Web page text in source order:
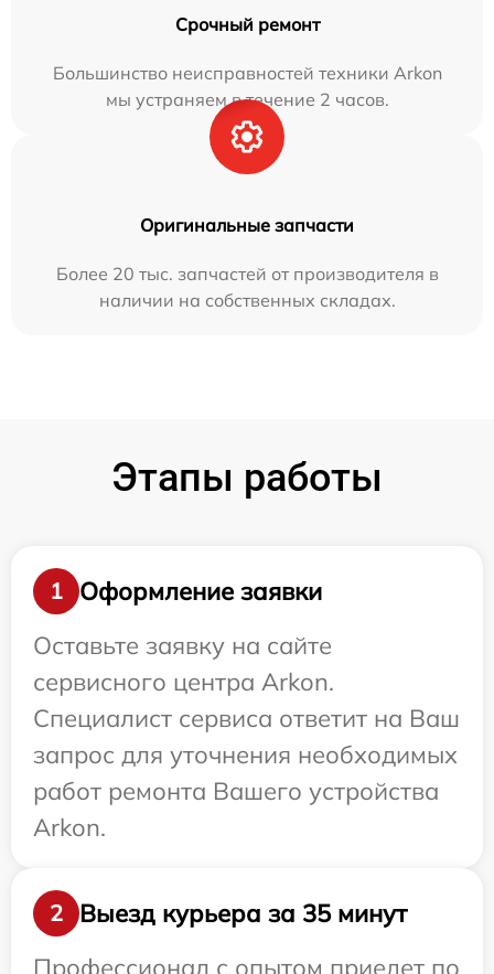
Срочный ремонт
Большинство неисправностей техники Arkon
мы устраняем в течение 2 часов.
Оригинальные запчасти
Более 20 тыс. запчастей от производителя в
наличии на собственных складах.
Этапы работы
1
Оформление заявки
Оставьте заявку на сайте
сервисного центра Arkon.
Специалист сервиса ответит на Ваш
запрос для уточнения необходимых
работ ремонта Вашего устройства
Arkon.
2
Выезд курьера за 35 минут